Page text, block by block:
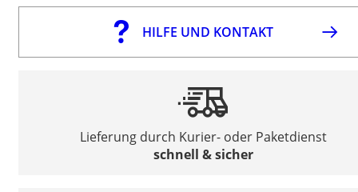
HILFE UND KONTAKT
Lieferung durch Kurier- oder Paketdienst
schnell & sicher